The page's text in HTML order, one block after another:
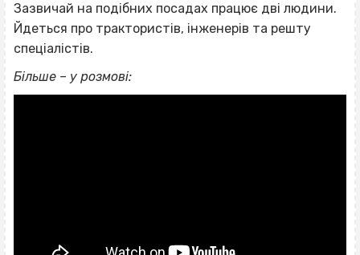
Зазвичай на подібних посадах працює дві людини.
Йдеться про трактористів, інженерів та решту
спеціалістів.
Більше – у розмові: